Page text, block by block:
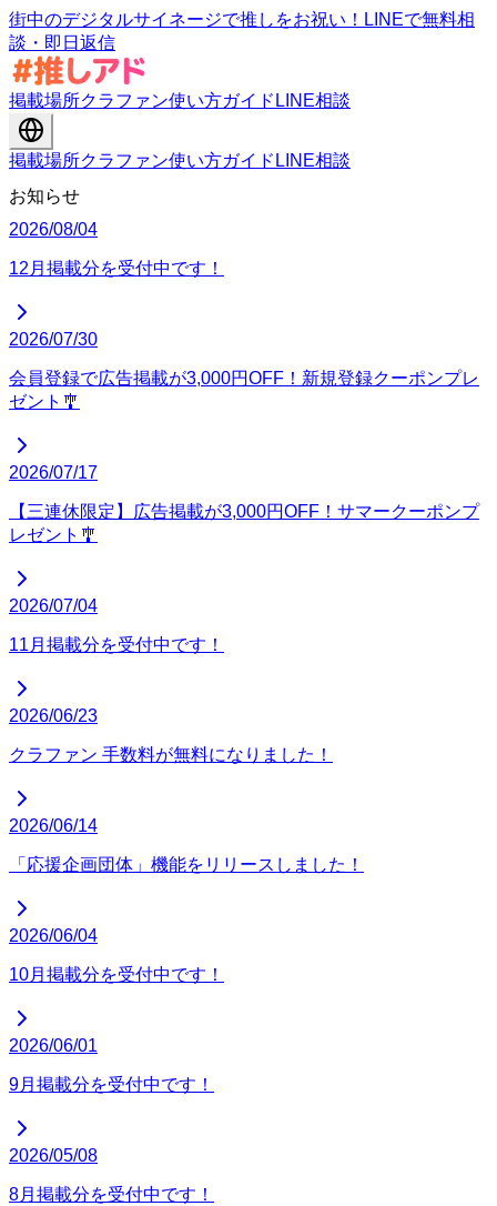
街中のデジタルサイネージで推しをお祝い！LINEで無料相
談・即日返信
掲載場所クラファン使い方ガイド LINE相談
掲載場所クラファン使い方ガイド LINE相談
お知らせ
2026/08/04
12月掲載分を受付中です！
2026/07/30
会員登録で広告掲載が3,000円OFF！新規登録クーポンプレ
ゼント🎐
2026/07/17
【三連休限定】広告掲載が3,000円OFF！サマークーポンプ
レゼント🎐
2026/07/04
11月掲載分を受付中です！
2026/06/23
クラファン 手数料が無料になりました！
2026/06/14
「応援企画団体」機能をリリースしました！
2026/06/04
10月掲載分を受付中です！
2026/06/01
9月掲載分を受付中です！
2026/05/08
8月掲載分を受付中です！